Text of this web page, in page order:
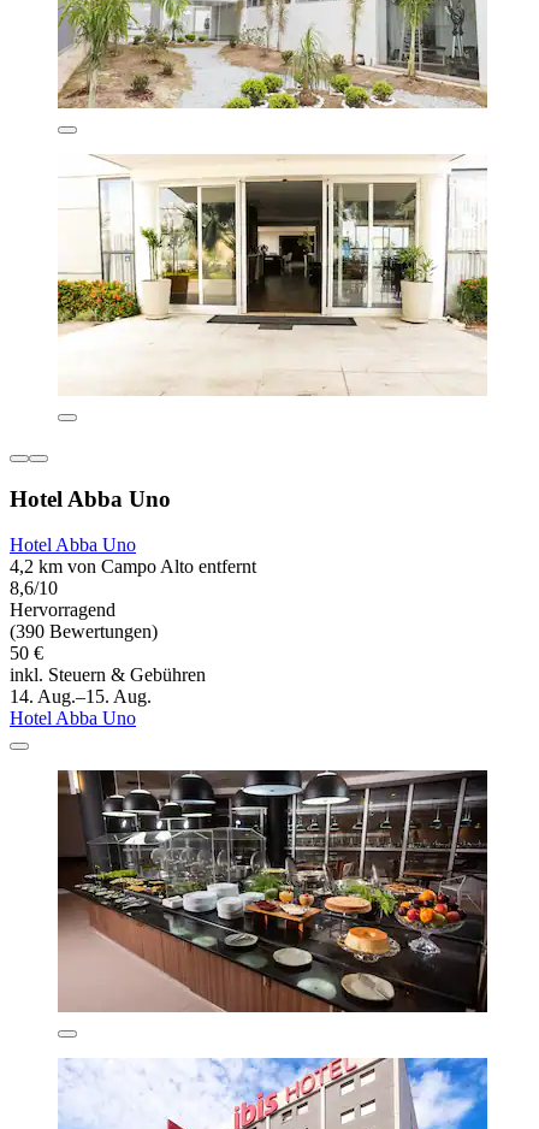
Hotel Abba Uno
Hotel Abba Uno
4,2 km von Campo Alto entfernt
8,6/10
Hervorragend
(390 Bewertungen)
50 €
inkl. Steuern & Gebühren
14. Aug.–15. Aug.
Hotel Abba Uno